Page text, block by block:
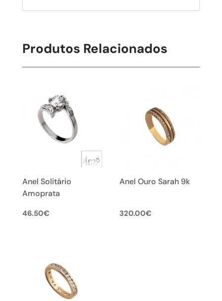
Produtos Relacionados
Anel Solitário
Amoprata
46.50€
Anel Ouro Sarah 9k
320.00€